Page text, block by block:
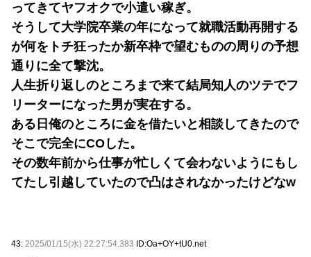
ってきてヤフオクで小遣い稼ぎ。
そうして大学院卒業の年になって就職活動再開する
が何をトチ狂ったか新卒枠で望むものの周りの予想
通りに全て撃沈。
人生折り返しのところまで来て結局知人のツテでフ
リーターになった男が実在する。
ある日俺のところに金を借たいと相談してきたので
そこで完全にCOした。
その数年前から仕事が忙しくて会わないようにもし
てたし引越していたので凸はされなかったけどなw
43: 2025/01/15(水) 22:27:54.383 ID:Oa+OY+tU0.net